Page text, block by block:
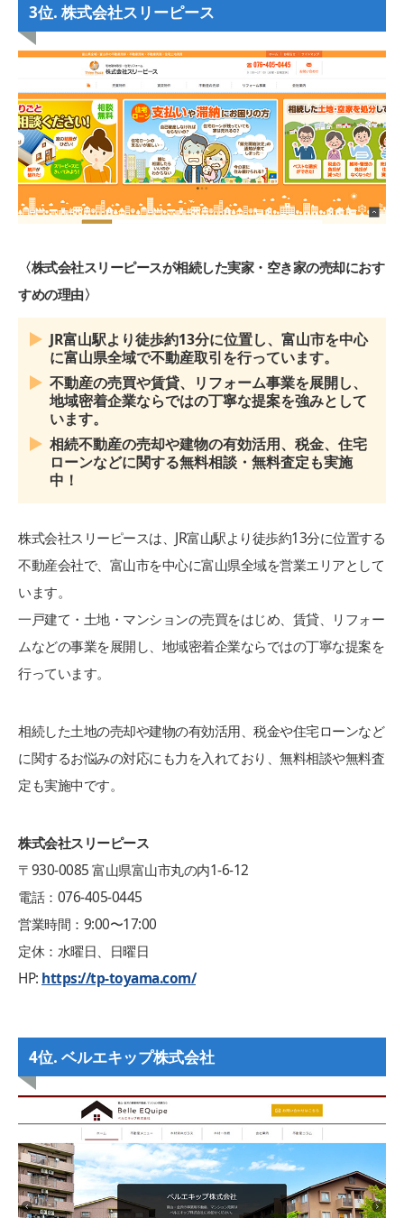
3位. 株式会社スリーピース
〈株式会社スリーピースが相続した実家・空き家の売却におす
すめの理由〉
JR富山駅より徒歩約13分に位置し、富山市を中心
に富山県全域で不動産取引を行っています。
不動産の売買や賃貸、リフォーム事業を展開し、
地域密着企業ならではの丁寧な提案を強みとして
います。
相続不動産の売却や建物の有効活用、税金、住宅
ローンなどに関する無料相談・無料査定も実施
中！
株式会社スリーピースは、JR富山駅より徒歩約13分に位置する
不動産会社で、富山市を中心に富山県全域を営業エリアとして
います。
一戸建て・土地・マンションの売買をはじめ、賃貸、リフォー
ムなどの事業を展開し、地域密着企業ならではの丁寧な提案を
行っています。
相続した土地の売却や建物の有効活用、税金や住宅ローンなど
に関するお悩みの対応にも力を入れており、無料相談や無料査
定も実施中です。
株式会社スリーピース
〒930-0085 富山県富山市丸の内1-6-12
電話：076-405-0445
営業時間：9:00〜17:00
定休：水曜日、日曜日
HP: https://tp-toyama.com/
4位. ベルエキップ株式会社